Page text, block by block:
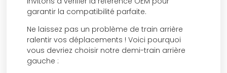
garantir la compatibilité parfaite.
Ne laissez pas un problème de train arrière
ralentir vos déplacements ! Voici pourquoi
vous devriez choisir notre demi-train arrière
gauche :